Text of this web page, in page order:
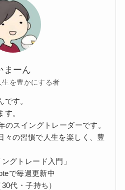
まーん
生を豊かにする者
す。
。
のスイングトレーダーです。
々の習慣で人生を楽しく、豊
グトレード入門」
で毎週更新中
代・子持ち）